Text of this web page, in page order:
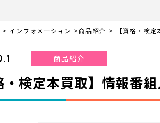
> インフォメーション >商品紹介 > 【資格・検
商品紹介
・検定本買取】情報番